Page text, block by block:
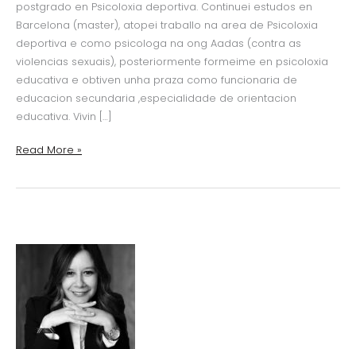
postgrado en Psicoloxia deportiva. Continuei estudos en
Barcelona (master), atopei traballo na area de Psicoloxia
deportiva e como psicologa na ong Aadas (contra as
violencias sexuais), posteriormente formeime en psicoloxia
educativa e obtiven unha praza como funcionaria de
educacion secundaria ,especialidade de orientacion
educativa. Vivin […]
Read More »